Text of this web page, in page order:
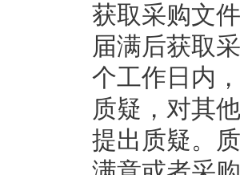
获取采购文
届满后获取
个工作日内
质疑，对其
提出质疑。